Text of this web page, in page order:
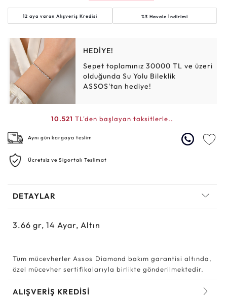
12 aya varan Alışveriş Kredisi %3 Havale İndirimi
HEDİYE!
Sepet toplamınız 30000 TL ve üzeri
olduğunda Su Yolu Bileklik
ASSOS'tan hediye!
10.521 TL'den başlayan taksitlerle..
Aynı gün kargoya teslim
Ücretsiz ve Sigortalı Teslimat
DETAYLAR
3.66 gr, 14 Ayar, Altın
Tüm mücevherler Assos Diamond bakım garantisi altında,
özel mücevher sertifikalarıyla birlikte gönderilmektedir.
ALIŞVERİŞ KREDİSİ